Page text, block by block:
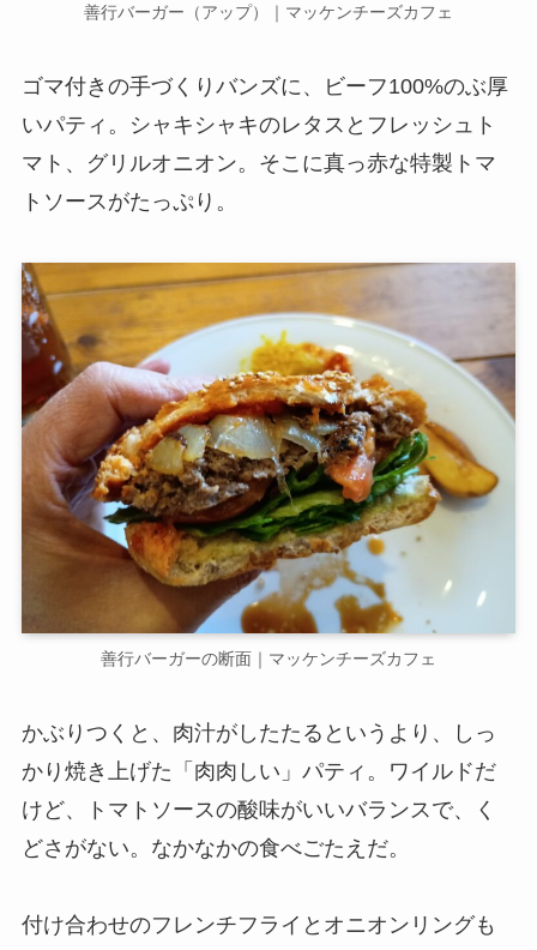
善行バーガー（アップ）｜マッケンチーズカフェ
ゴマ付きの手づくりバンズに、ビーフ100%のぶ厚
いパティ。シャキシャキのレタスとフレッシュト
マト、グリルオニオン。そこに真っ赤な特製トマ
トソースがたっぷり。
善行バーガーの断面｜マッケンチーズカフェ
かぶりつくと、肉汁がしたたるというより、しっ
かり焼き上げた「肉肉しい」パティ。ワイルドだ
けど、トマトソースの酸味がいいバランスで、く
どさがない。なかなかの食べごたえだ。
付け合わせのフレンチフライとオニオンリングも